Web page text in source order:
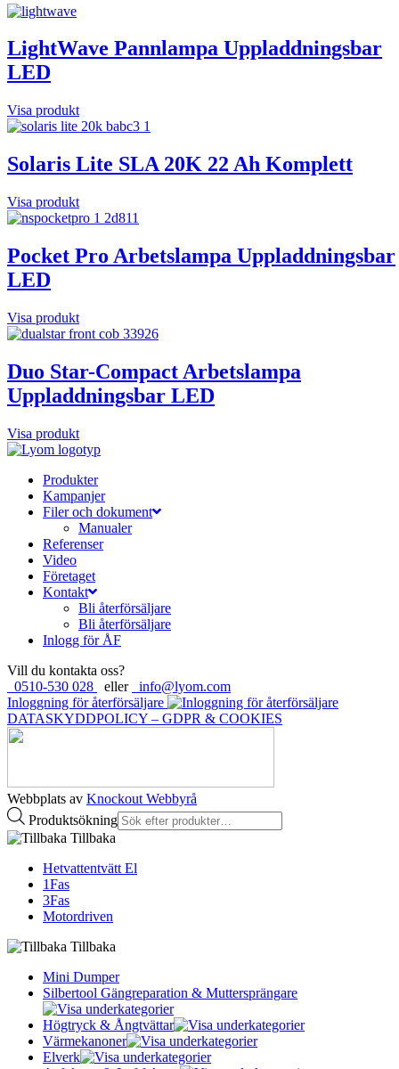
LightWave Pannlampa Uppladdningsbar
LED
Visa produkt
Solaris Lite SLA 20K 22 Ah Komplett
Visa produkt
Pocket Pro Arbetslampa Uppladdningsbar
LED
Visa produkt
Duo Star-Compact Arbetslampa
Uppladdningsbar LED
Visa produkt
Produkter
Kampanjer
Filer och dokument
Manualer
Referenser
Video
Företaget
Kontakt
Bli återförsäljare
Bli återförsäljare
Inlogg för ÅF
Vill du kontakta oss?
0510-530 028
eller
info@lyom.com
Inloggning för återförsäljare
DATASKYDDPOLICY – GDPR & COOKIES
Webbplats av Knockout Webbyrå
Produktsökning
Tillbaka
Hetvattentvätt El
1Fas
3Fas
Motordriven
Tillbaka
Mini Dumper
Silbertool Gängreparation & Muttersprängare
Högtryck & Ångtvättar
Värmekanoner
Elverk